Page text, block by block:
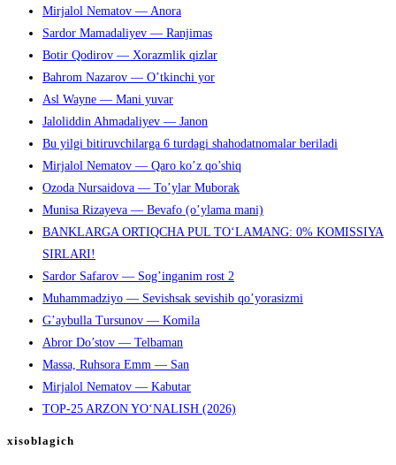
Mirjalol Nematov — Anora
Sardor Mamadaliyev — Ranjimas
Botir Qodirov — Xorazmlik qizlar
Bahrom Nazarov — O’tkinchi yor
Asl Wayne — Mani yuvar
Jaloliddin Ahmadaliyev — Janon
Bu yilgi bitiruvchilarga 6 turdagi shahodatnomalar beriladi
Mirjalol Nematov — Qaro ko’z qo’shiq
Ozoda Nursaidova — To’ylar Muborak
Munisa Rizayeva — Bevafo (o’ylama mani)
BANKLARGA ORTIQCHA PUL TO‘LAMANG: 0% KOMISSIYA
SIRLARI!
Sardor Safarov — Sog’inganim rost 2
Muhammadziyo — Sevishsak sevishib qo’yorasizmi
G’aybulla Tursunov — Komila
Abror Do’stov — Telbaman
Massa, Ruhsora Emm — San
Mirjalol Nematov — Kabutar
TOP-25 ARZON YO‘NALISH (2026)
xisoblagich